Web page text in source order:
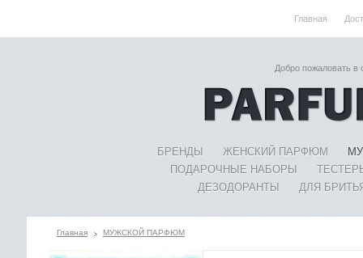
Главная
Добро пожаловать
БРЕНДЫ ЖЕНСКИЙ ПАРФЮМ
ПОДАРОЧНЫЕ НАБОРЫ
ДЕЗОДОРАНТЫ
ДЛЯ
Главная МУЖСКОЙ ПАРФЮМ